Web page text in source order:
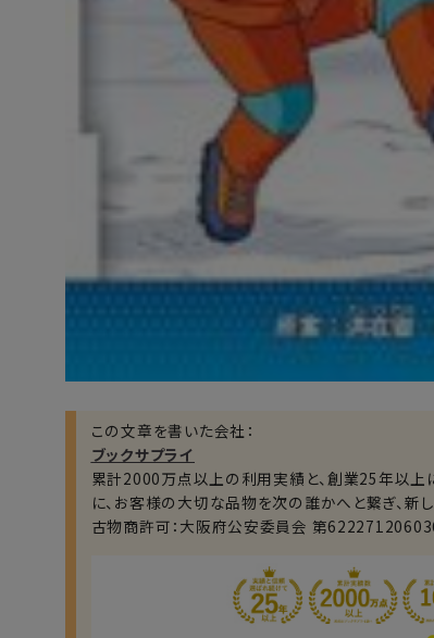
この文章を書いた会社：
ブックサプライ
累計2000万点以上の利用実績と、創業25年以上
に、お客様の大切な品物を次の誰かへと繋ぎ、新
古物商許可：大阪府公安委員会 第